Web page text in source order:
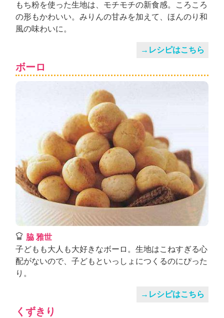
もち粉を使った生地は、モチモチの新食感。ころころ
の形もかわいい。みりんの甘みを加えて、ほんのり和
風の味わいに。
→レシピはこちら
ボーロ
脇 雅世
子どもも大人も大好きなボーロ。生地はこねすぎる心
配がないので、子どもといっしょにつくるのにぴった
り。
→レシピはこちら
くずきり